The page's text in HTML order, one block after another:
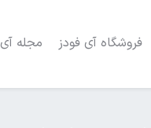
فروشگاه آی فودز مجله